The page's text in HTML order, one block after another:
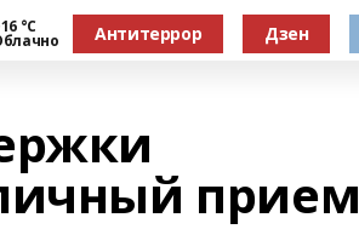
°С Антитеррор Дзен
прием